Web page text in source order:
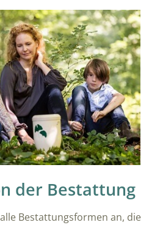
der Bestattung
Bestattungsformen an, die